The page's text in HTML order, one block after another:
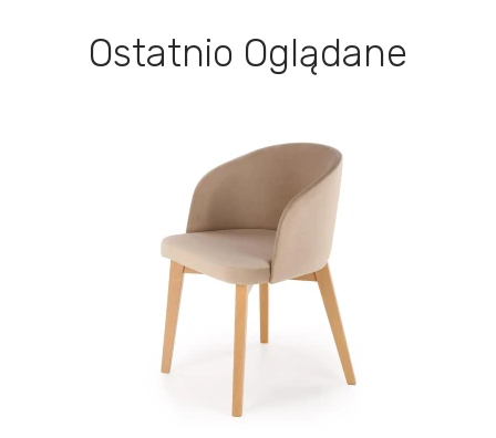
Ostatnio Oglądane